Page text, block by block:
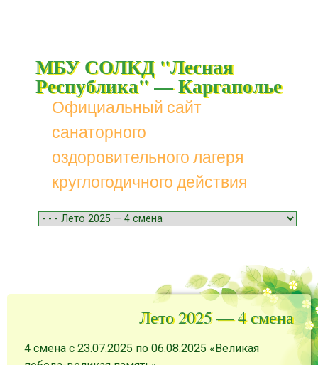
МБУ СОЛКД "Лесная
Республика" — Каргаполье
Официальный сайт
санаторного
оздоровительного лагеря
круглогодичного действия
Menu
Skip to content
Лето 2025 — 4 смена
4 смена с 23.07.2025 по 06.08.2025 «Великая